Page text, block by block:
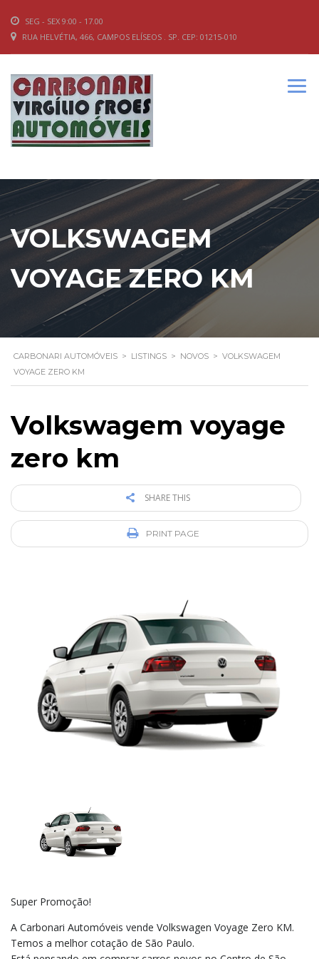
SEG - SEX 9:00 - 17.00
RUA HELVÉTIA, 466, CAMPOS ELÍSEOS . SP. CEP: 01215-010
VOLKSWAGEM
VOYAGE ZERO KM
CARBONARI AUTOMÓVEIS > LISTINGS > NOVOS > VOLKSWAGEM
VOYAGE ZERO KM
Volkswagem voyage
zero km
SHARE THIS
PRINT PAGE
Super Promoção!
A Carbonari Automóveis vende Volkswagen Voyage Zero KM.
Temos a melhor cotação de São Paulo.